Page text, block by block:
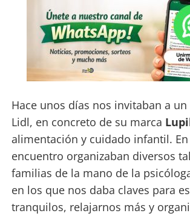
Hace unos días nos invitaban a
Lidl, en concreto de su marca
alimentación y cuidado infantil.
encuentro organizaban diversos
familias de la mano de la
en los que nos daba claves para
tranquilos, relajarnos más y